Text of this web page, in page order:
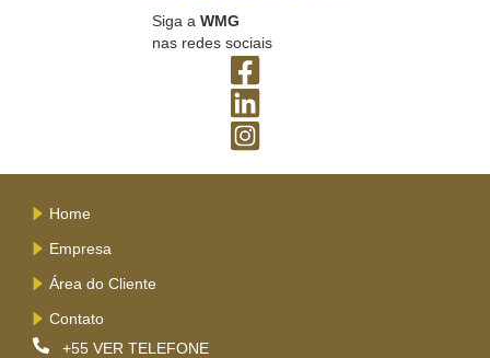
Siga a WMG
nas redes sociais
Home
Empresa
Área do Cliente
Contato
+55 VER TELEFONE